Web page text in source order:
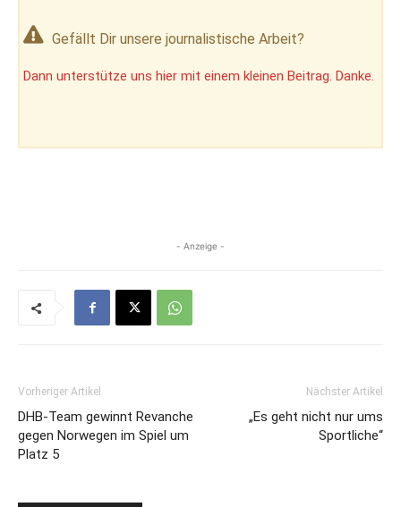
Gefällt Dir unsere journalistische Arbeit?
Dann unterstütze uns hier mit einem kleinen Beitrag. Danke.
- Anzeige -
Vorheriger Artikel
DHB-Team gewinnt Revanche
gegen Norwegen im Spiel um
Platz 5
Nächster Artikel
„Es geht nicht nur ums
Sportliche“